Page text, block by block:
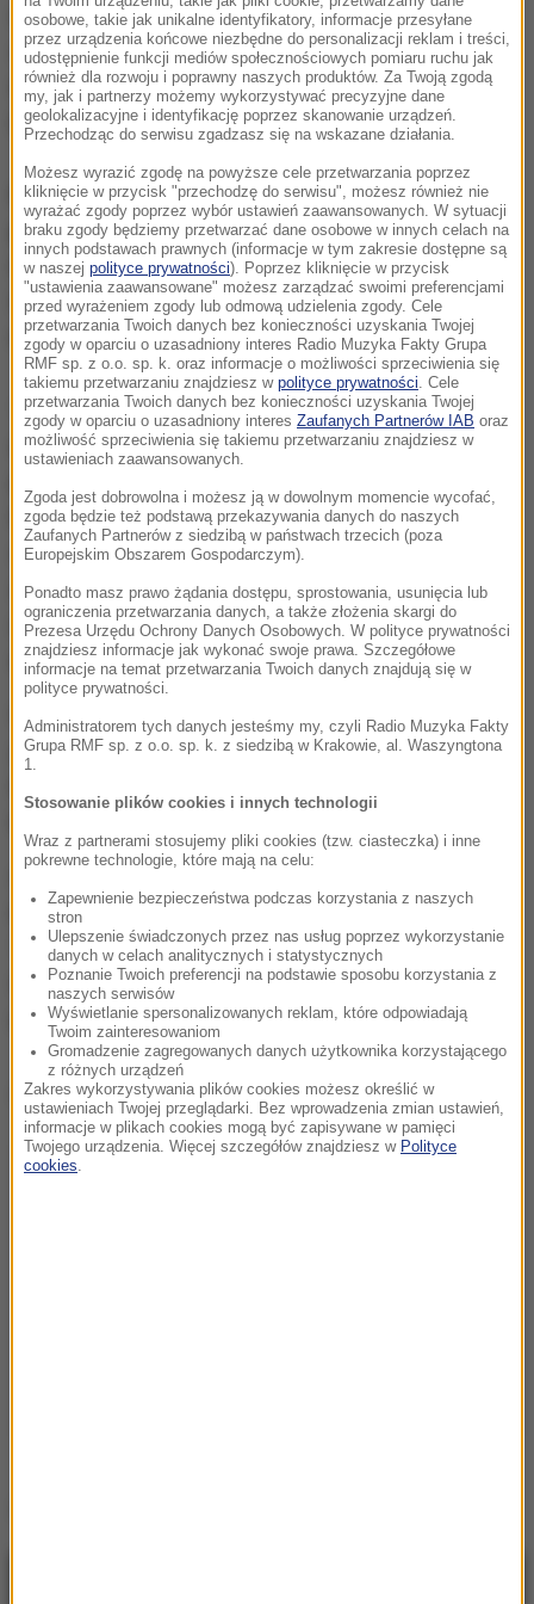
nocy z soboty na niedzielę, potwierdziła rzecznik
szpitala Anna Górska. To właśnie w tej placówce od
6 marca leczony był mężczyzna. W ostatnim czasie
był on podłączony do respiratora.
Przed przyjęciem do szpitala przebywał on w
północnych Włoszech. Do kraju wrócił samolotem,
który pod koniec lutego wylądował na warszawskim
lotnisku Chopina, skąd mężczyzna dostał się do
Krakowa własnym samochodem.
1 marcanie mając jeszcze objawów choroby
zgłosił się do sanepidu- dopełniając wszystkich
Mężczyzna dostał zalecenie poddania się
samoobserwacji przez 14 dni, a jego pracodawca
zezwolił mu na pracę zdalną. Po kilku dniach zgłosił,
żepoczuł się gorzej i został przewieziony na
oddział zakaźny.
W Polsce zakażenie koronawirusem potwierdzono
już o 4201 osób, z których 98 zmarło. Dzisiaj
Krotoszynie, 87-letni mężczyzna hospitalizowany w
Tychach, 61-letni mężczyzna hospitalizowany we
Wrocławiu i 75-letni mężczyzna hospitalizowany w
Łańcucie.
Dalsza część artykułu pod materiałem video:
osobowe, takie jak unikalne identyfikatory, informacje przesyłane
przez urządzenia końcowe niezbędne do personalizacji reklam i treści,
udostępnienie funkcji mediów społecznościowych pomiaru ruchu jak
również dla rozwoju i poprawny naszych produktów. Za Twoją zgodą
my, jak i partnerzy możemy wykorzystywać precyzyjne dane
geolokalizacyjne i identyfikację poprzez skanowanie urządzeń.
Przechodząc do serwisu zgadzasz się na wskazane działania.
Możesz wyrazić zgodę na powyższe cele przetwarzania poprzez
kliknięcie w przycisk "przechodzę do serwisu", możesz również nie
wyrażać zgody poprzez wybór ustawień zaawansowanych. W sytuacji
braku zgody będziemy przetwarzać dane osobowe w innych celach na
innych podstawach prawnych (informacje w tym zakresie dostępne są
w naszej polityce prywatności). Poprzez kliknięcie w przycisk
"ustawienia zaawansowane" możesz zarządzać swoimi preferencjami
przed wyrażeniem zgody lub odmową udzielenia zgody. Cele
przetwarzania Twoich danych bez konieczności uzyskania Twojej
zgody w oparciu o uzasadniony interes Radio Muzyka Fakty Grupa
RMF sp. z o.o. sp. k. oraz informacje o możliwości sprzeciwienia się
takiemu przetwarzaniu znajdziesz w polityce prywatności. Cele
przetwarzania Twoich danych bez konieczności uzyskania Twojej
zgody w oparciu o uzasadniony interes Zaufanych Partnerów IAB oraz
możliwość sprzeciwienia się takiemu przetwarzaniu znajdziesz w
ustawieniach zaawansowanych.
Zgoda jest dobrowolna i możesz ją w dowolnym momencie wycofać,
zgoda będzie też podstawą przekazywania danych do naszych
Zaufanych Partnerów z siedzibą w państwach trzecich (poza
Europejskim Obszarem Gospodarczym).
Ponadto masz prawo żądania dostępu, sprostowania, usunięcia lub
ograniczenia przetwarzania danych, a także złożenia skargi do
Prezesa Urzędu Ochrony Danych Osobowych. W polityce prywatności
znajdziesz informacje jak wykonać swoje prawa. Szczegółowe
informacje na temat przetwarzania Twoich danych znajdują się w
polityce prywatności.
Administratorem tych danych jesteśmy my, czyli Radio Muzyka Fakty
Grupa RMF sp. z o.o. sp. k. z siedzibą w Krakowie, al. Waszyngtona
1.
Stosowanie plików cookies i innych technologii
Wraz z partnerami stosujemy pliki cookies (tzw. ciasteczka) i inne
pokrewne technologie, które mają na celu:
Zapewnienie bezpieczeństwa podczas korzystania z naszych
stron
Ulepszenie świadczonych przez nas usług poprzez wykorzystanie
danych w celach analitycznych i statystycznych
Poznanie Twoich preferencji na podstawie sposobu korzystania z
naszych serwisów
Wyświetlanie spersonalizowanych reklam, które odpowiadają
Twoim zainteresowaniom
Gromadzenie zagregowanych danych użytkownika korzystającego
z różnych urządzeń
Zakres wykorzystywania plików cookies możesz określić w
ustawieniach Twojej przeglądarki. Bez wprowadzenia zmian ustawień,
informacje w plikach cookies mogą być zapisywane w pamięci
Twojego urządzenia. Więcej szczegółów znajdziesz w Polityce
cookies.